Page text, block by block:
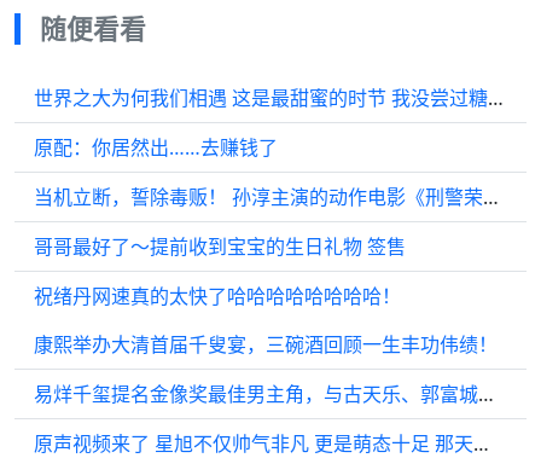
随便看看
世界之大为何我们相遇 这是最甜蜜的时节 我没尝过糖 只是因为遇到了你
原配：你居然出……去赚钱了
当机立断，誓除毒贩！ 孙淳主演的动作电影《刑警荣誉》，今日12:30播出
哥哥最好了～提前收到宝宝的生日礼物 签售
祝绪丹网速真的太快了哈哈哈哈哈哈哈哈！
康熙举办大清首届千叟宴，三碗酒回顾一生丰功伟绩！
易烊千玺提名金像奖最佳男主角，与古天乐、郭富城角逐影帝
原声视频来了 星旭不仅帅气非凡 更是萌态十足 那天的草莓熊他爱不释手